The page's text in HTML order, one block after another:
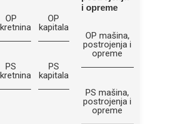
OP
PS
OP
kapitala
PS
kapitala
i opreme
OP mašina,
postrojenja i
opreme
PS mašina,
postrojenja i
opreme